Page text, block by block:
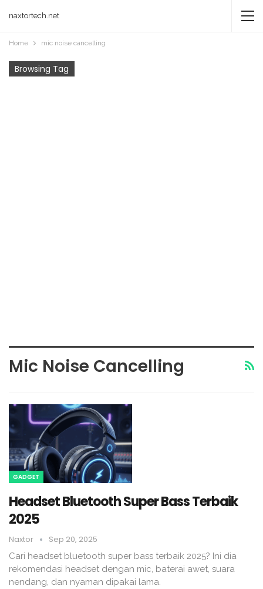
naxtortech.net
Home mic noise cancelling
Browsing Tag
Mic Noise Cancelling
GADGET
Headset Bluetooth Super Bass Terbaik
2025
Naxtor Sep 20, 2025
Cari headset bluetooth super bass terbaik 2025? Ini dia
rekomendasi headset dengan mic, baterai awet, suara
nendang, dan nyaman dipakai lama.